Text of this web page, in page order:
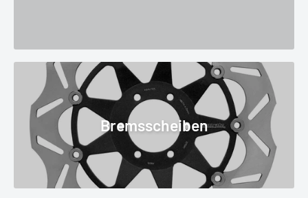
Bremsscheiben